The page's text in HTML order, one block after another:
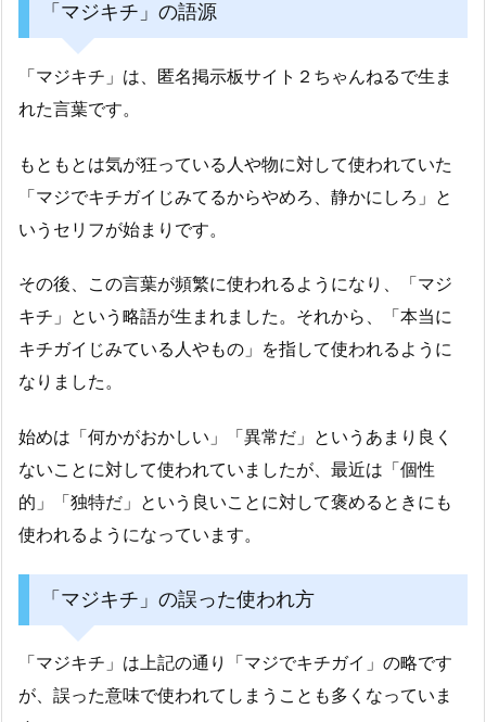
「マジキチ」の語源
「マジキチ」は、匿名掲示板サイト２ちゃんねるで生ま
れた言葉です。
もともとは気が狂っている人や物に対して使われていた
「マジでキチガイじみてるからやめろ、静かにしろ」と
いうセリフが始まりです。
その後、この言葉が頻繁に使われるようになり、「マジ
キチ」という略語が生まれました。それから、「本当に
キチガイじみている人やもの」を指して使われるように
なりました。
始めは「何かがおかしい」「異常だ」というあまり良く
ないことに対して使われていましたが、最近は「個性
的」「独特だ」という良いことに対して褒めるときにも
使われるようになっています。
「マジキチ」の誤った使われ方
「マジキチ」は上記の通り「マジでキチガイ」の略です
が、誤った意味で使われてしまうことも多くなっていま